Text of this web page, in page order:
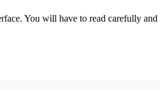
You will have to read carefully